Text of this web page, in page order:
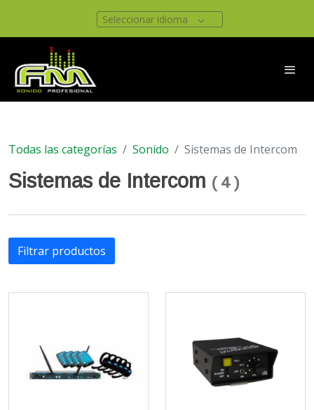
Seleccionar idioma
Todas las categorías Sonido Sistemas de Intercom
Sistemas de Intercom (4)
Filtrar productos